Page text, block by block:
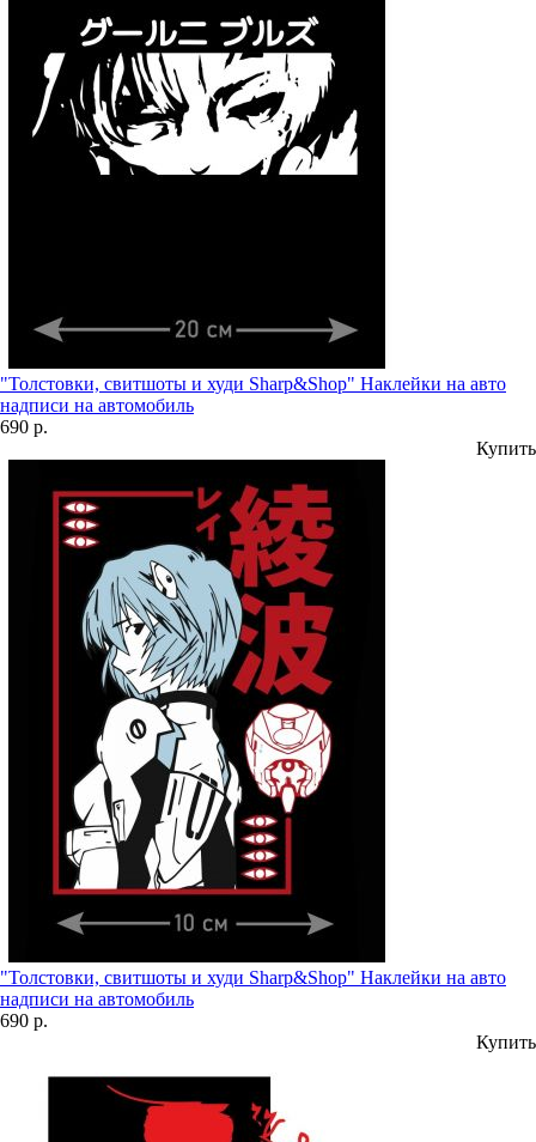
"Толстовки, свитшоты и худи Sharp&Shop" Наклейки на авто
надписи на автомобиль
690 р.
Купить
"Толстовки, свитшоты и худи Sharp&Shop" Наклейки на авто
надписи на автомобиль
690 р.
Купить